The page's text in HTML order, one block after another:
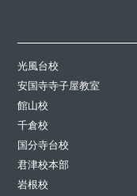
光風台校
安国寺寺子屋教室
館山校
千倉校
国分寺台校
君津校本部
岩根校